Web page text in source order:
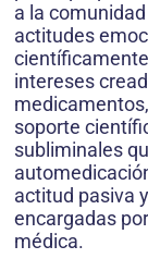
a la
actitudes
intereses
soporte
subliminales
actitud pasiva
encargadas
médica.